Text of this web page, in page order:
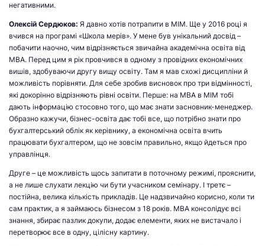
негативними.
Олексій Сердюков: Я давно хотів потрапити в МІМ. Ще у 2016 році я
вчився на програмі «Школа мерів». У мене був унікальний досвід –
побачити наочно, чим відрізняється звичайна академічна освіта від
MBA. Перед цим я рік провчився в одному з провідних економічних
вишів, здобуваючи другу вищу освіту. Там я мав схожі дисципліни й
можливість порівняти. Для себе зробив висновок про три відмінності,
які докорінно відрізняють рівні освіти. Перше: на МВА в МІМ тобі
дають інформацію стосовно того, що має знати засновник-менеджер.
Образно кажучи, бізнес-освіта дає тобі все, що потрібно знати про
бухгалтерський облік як керівнику, а економічна освіта вчить
працювати бухгалтером, що не зовсім правильно, якщо йдеться про
управлінця.
Друге – це можливість щось запитати в поточному режимі, прояснити,
а не лише слухати лекцію чи бути учасником семінару. І третє –
постійна, велика кількість прикладів. Це надзвичайно корисно, коли ти
сам практик, а я займаюсь бізнесом з 18 років. МВА консолідує всі
знання, збирає пазлик докупи, додає елементи, яких не вистачало і
перетворює все в одну, цілісну картину.